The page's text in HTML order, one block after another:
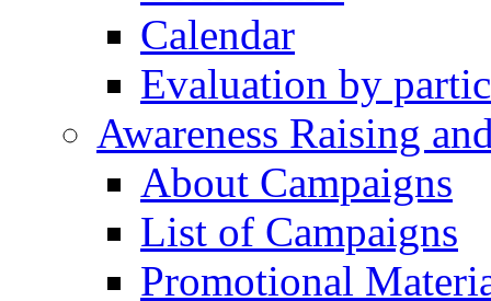
Calendar
Evaluation by
Awareness Raising
About Campaigns
List of Campaigns
Promotional